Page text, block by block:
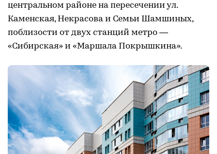
центральном районе на пересечении ул.
Каменская, Некрасова и Семьи Шамшиных,
поблизости от двух станций метро —
«Сибирская» и «Маршала Покрышкина».